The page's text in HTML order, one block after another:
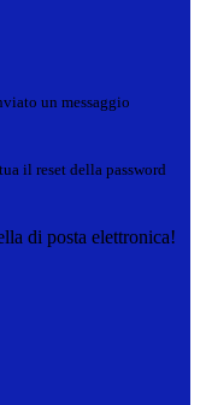
un messaggio
il reset della password
di posta elettronica!